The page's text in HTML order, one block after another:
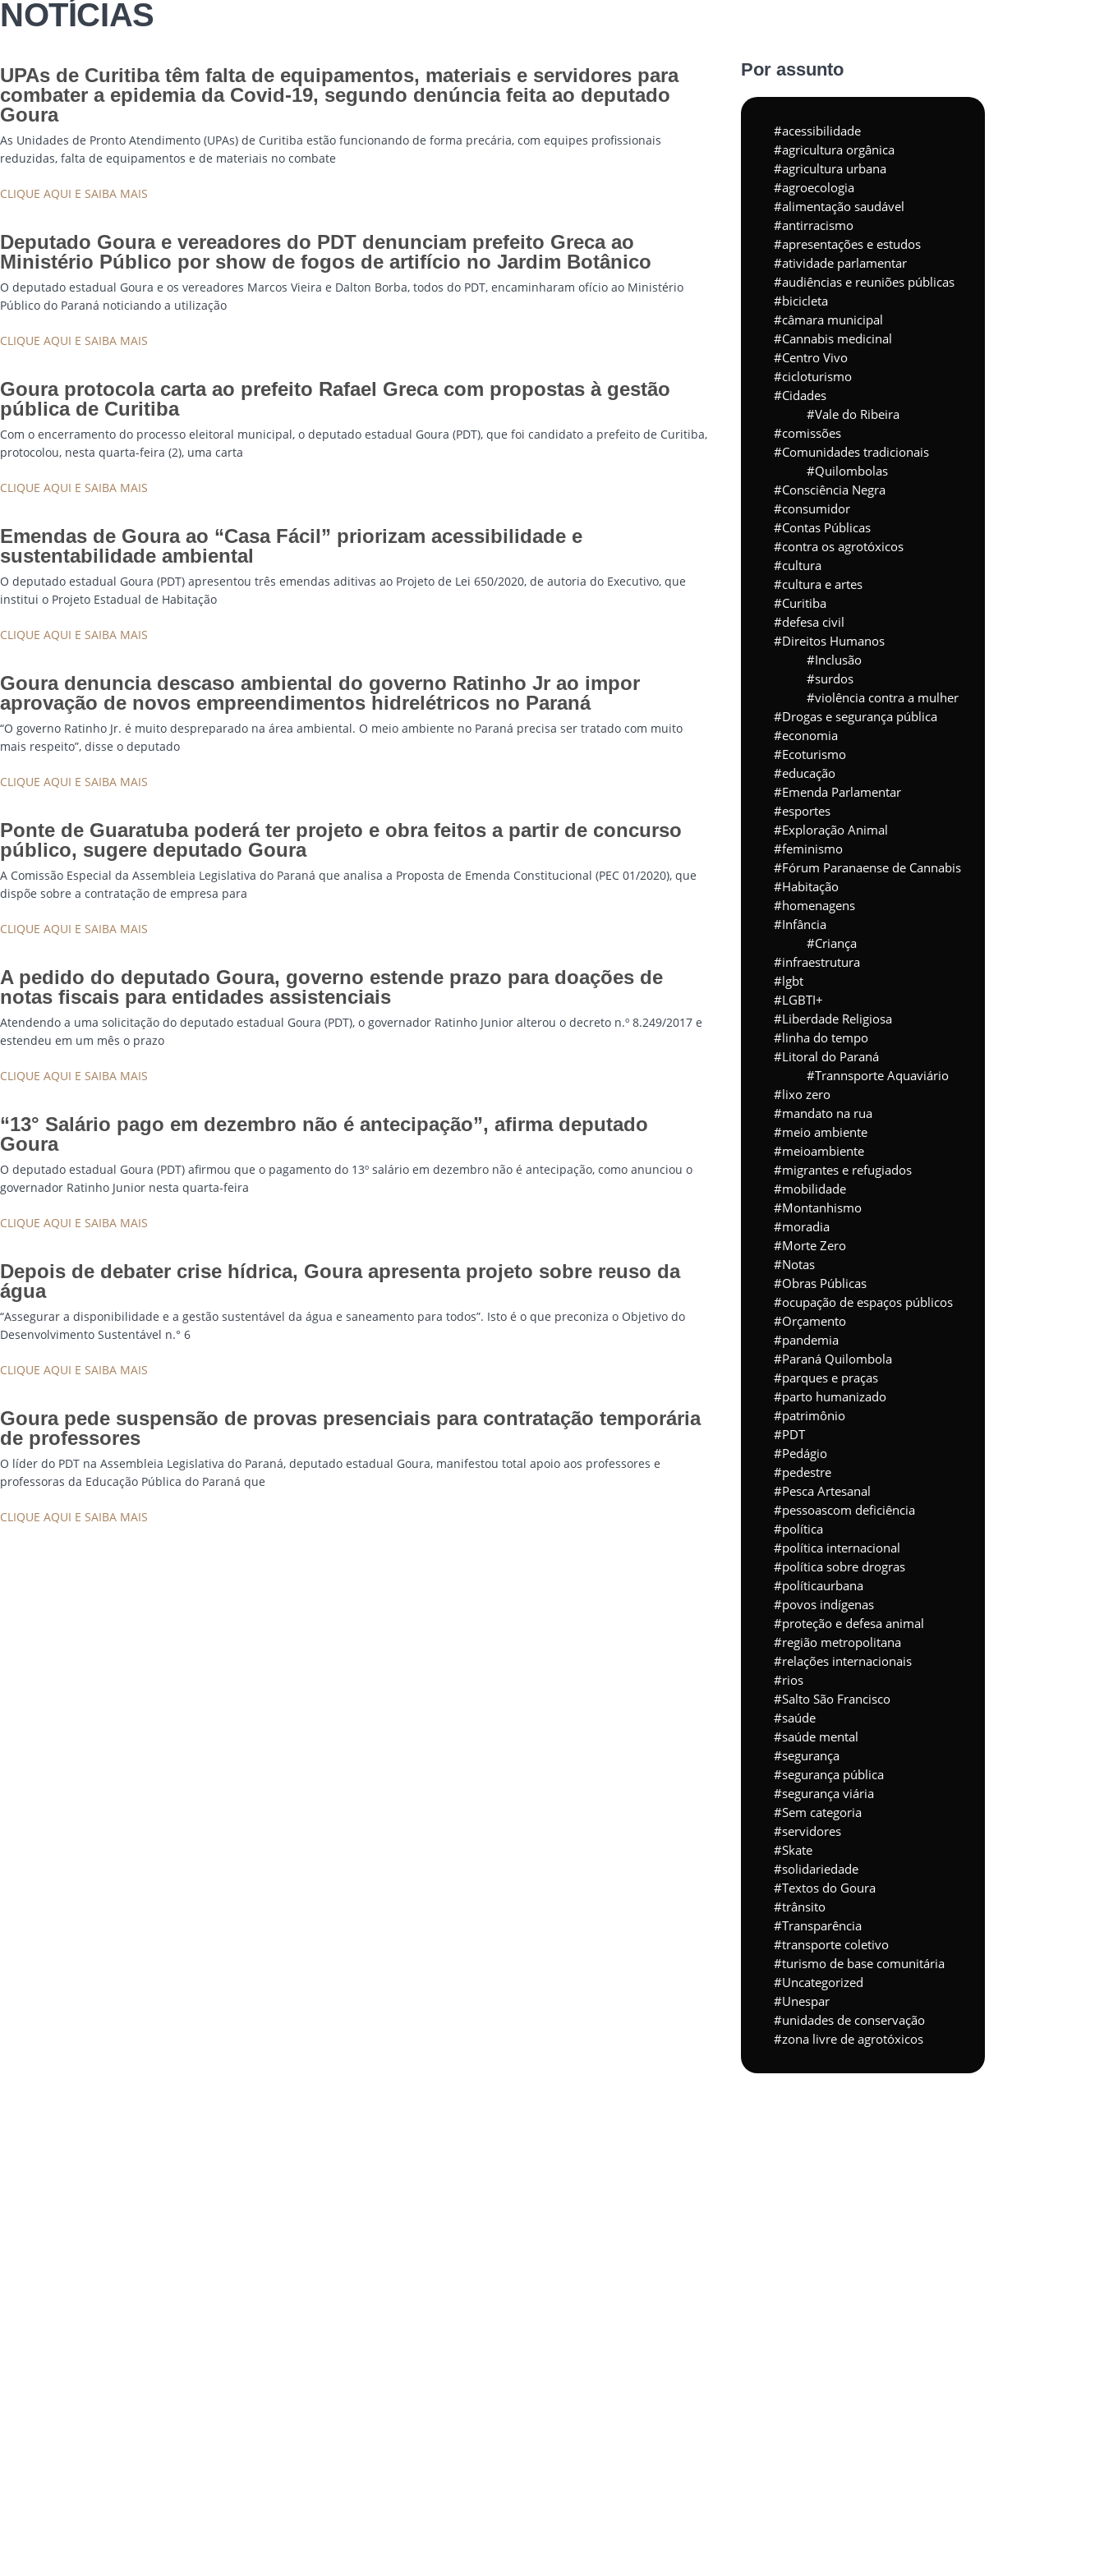
NOTÍCIAS
UPAs de Curitiba têm falta de equipamentos, materiais e servidores para
combater a epidemia da Covid-19, segundo denúncia feita ao deputado
Goura
As Unidades de Pronto Atendimento (UPAs) de Curitiba estão funcionando de forma precária, com equipes profissionais
reduzidas, falta de equipamentos e de materiais no combate
CLIQUE AQUI E SAIBA MAIS
Deputado Goura e vereadores do PDT denunciam prefeito Greca ao
Ministério Público por show de fogos de artifício no Jardim Botânico
O deputado estadual Goura e os vereadores Marcos Vieira e Dalton Borba, todos do PDT, encaminharam ofício ao Ministério
Público do Paraná noticiando a utilização
CLIQUE AQUI E SAIBA MAIS
Goura protocola carta ao prefeito Rafael Greca com propostas à gestão
pública de Curitiba
Com o encerramento do processo eleitoral municipal, o deputado estadual Goura (PDT), que foi candidato a prefeito de Curitiba,
protocolou, nesta quarta-feira (2), uma carta
CLIQUE AQUI E SAIBA MAIS
Emendas de Goura ao “Casa Fácil” priorizam acessibilidade e
sustentabilidade ambiental
O deputado estadual Goura (PDT) apresentou três emendas aditivas ao Projeto de Lei 650/2020, de autoria do Executivo, que
institui o Projeto Estadual de Habitação
CLIQUE AQUI E SAIBA MAIS
Goura denuncia descaso ambiental do governo Ratinho Jr ao impor
aprovação de novos empreendimentos hidrelétricos no Paraná
“O governo Ratinho Jr. é muito despreparado na área ambiental. O meio ambiente no Paraná precisa ser tratado com muito
mais respeito”, disse o deputado
CLIQUE AQUI E SAIBA MAIS
Ponte de Guaratuba poderá ter projeto e obra feitos a partir de concurso
público, sugere deputado Goura
A Comissão Especial da Assembleia Legislativa do Paraná que analisa a Proposta de Emenda Constitucional (PEC 01/2020), que
dispõe sobre a contratação de empresa para
CLIQUE AQUI E SAIBA MAIS
A pedido do deputado Goura, governo estende prazo para doações de
notas fiscais para entidades assistenciais
Atendendo a uma solicitação do deputado estadual Goura (PDT), o governador Ratinho Junior alterou o decreto n.º 8.249/2017 e
estendeu em um mês o prazo
CLIQUE AQUI E SAIBA MAIS
“13° Salário pago em dezembro não é antecipação”, afirma deputado
Goura
O deputado estadual Goura (PDT) afirmou que o pagamento do 13º salário em dezembro não é antecipação, como anunciou o
governador Ratinho Junior nesta quarta-feira
CLIQUE AQUI E SAIBA MAIS
Depois de debater crise hídrica, Goura apresenta projeto sobre reuso da
água
“Assegurar a disponibilidade e a gestão sustentável da água e saneamento para todos”. Isto é o que preconiza o Objetivo do
Desenvolvimento Sustentável n.° 6
CLIQUE AQUI E SAIBA MAIS
Goura pede suspensão de provas presenciais para contratação temporária
de professores
O líder do PDT na Assembleia Legislativa do Paraná, deputado estadual Goura, manifestou total apoio aos professores e
professoras da Educação Pública do Paraná que
CLIQUE AQUI E SAIBA MAIS
Por assunto
acessibilidade
agricultura orgânica
agricultura urbana
agroecologia
alimentação saudável
antirracismo
apresentações e estudos
atividade parlamentar
audiências e reuniões públicas
bicicleta
câmara municipal
Cannabis medicinal
Centro Vivo
cicloturismo
Cidades
Vale do Ribeira
comissões
Comunidades tradicionais
Quilombolas
Consciência Negra
consumidor
Contas Públicas
contra os agrotóxicos
cultura
cultura e artes
Curitiba
defesa civil
Direitos Humanos
Inclusão
surdos
violência contra a mulher
Drogas e segurança pública
economia
Ecoturismo
educação
Emenda Parlamentar
esportes
Exploração Animal
feminismo
Fórum Paranaense de Cannabis
Habitação
homenagens
Infância
Criança
infraestrutura
lgbt
LGBTI+
Liberdade Religiosa
linha do tempo
Litoral do Paraná
Trannsporte Aquaviário
lixo zero
mandato na rua
meio ambiente
meioambiente
migrantes e refugiados
mobilidade
Montanhismo
moradia
Morte Zero
Notas
Obras Públicas
ocupação de espaços públicos
Orçamento
pandemia
Paraná Quilombola
parques e praças
parto humanizado
patrimônio
PDT
Pedágio
pedestre
Pesca Artesanal
pessoascom deficiência
política
política internacional
política sobre drogras
políticaurbana
povos indígenas
proteção e defesa animal
região metropolitana
relações internacionais
rios
Salto São Francisco
saúde
saúde mental
segurança
segurança pública
segurança viária
Sem categoria
servidores
Skate
solidariedade
Textos do Goura
trânsito
Transparência
transporte coletivo
turismo de base comunitária
Uncategorized
Unespar
unidades de conservação
zona livre de agrotóxicos